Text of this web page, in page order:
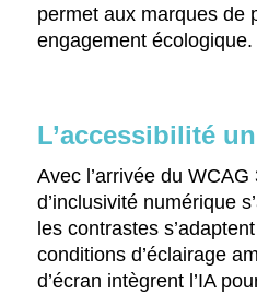
permet aux marques de
engagement écologique.
L’accessibilité
Avec l’arrivée du
d’inclusivité numérique
les contrastes
conditions d’éclairage
d’écran intègrent l’IA